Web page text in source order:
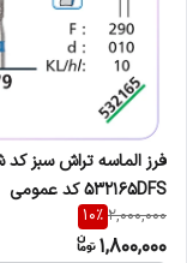
فرز الماسه تراش سبز
532165DFS کد عمومی
879/290/010
2,000,000
10%
1,800,000